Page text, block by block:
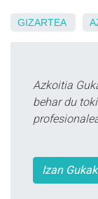
GIZARTEA
Azkoitia
behar du
Izan